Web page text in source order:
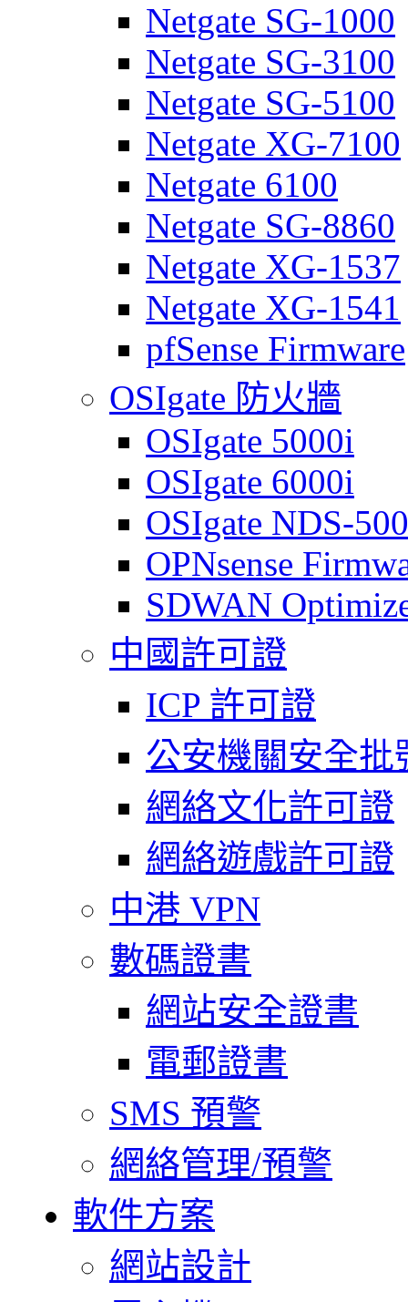
Netgate SG-1000
Netgate SG-3100
Netgate SG-5100
Netgate XG-7100
Netgate 6100
Netgate SG-8860
Netgate XG-1537
Netgate XG-1541
pfSense Firmware
OSIgate 防火牆
OSIgate 5000i
OSIgate 6000i
OSIgate NDS-
OPNsense
SDWAN
中國許可證
ICP 許可證
公安機關安全批
網絡文化許可證
網絡遊戲許可證
中港 VPN
數碼證書
網站安全證書
電郵證書
SMS 預警
網絡管理/預警
軟件方案
網站設計